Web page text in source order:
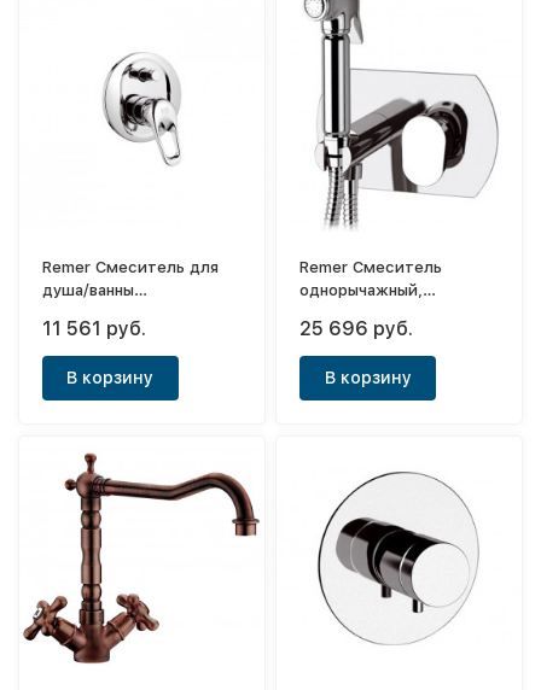
Remer Смеситель для
душа/ванны
встраиваемый (с
внутренней частью) Ten
11 561 руб.
В корзину
Remer Смеситель
однорычажный,
гигиеническис
душем+шланг (с
внутренней частью)
Infinity
25 696 руб.
В корзину